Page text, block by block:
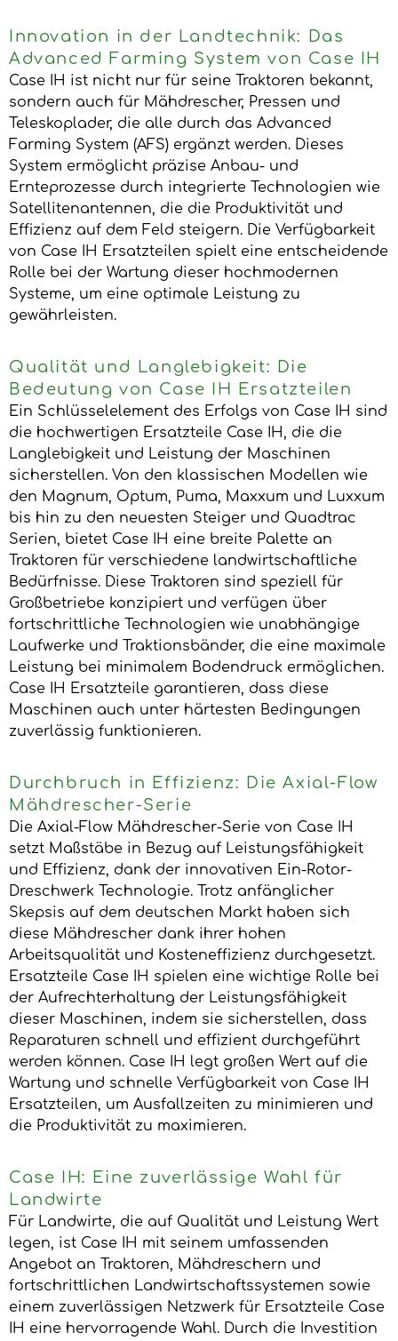
Innovation in der Landtechnik: Das
Advanced Farming System von Case IH
Case IH ist nicht nur für seine Traktoren bekannt,
sondern auch für Mähdrescher, Pressen und
Teleskoplader, die alle durch das Advanced
Farming System (AFS) ergänzt werden. Dieses
System ermöglicht präzise Anbau- und
Ernteprozesse durch integrierte Technologien wie
Satellitenantennen, die die Produktivität und
Effizienz auf dem Feld steigern. Die Verfügbarkeit
von Case IH Ersatzteilen spielt eine entscheidende
Rolle bei der Wartung dieser hochmodernen
Systeme, um eine optimale Leistung zu
gewährleisten.
Qualität und Langlebigkeit: Die
Bedeutung von Case IH Ersatzteilen
Ein Schlüsselelement des Erfolgs von Case IH sind
die hochwertigen Ersatzteile Case IH, die die
Langlebigkeit und Leistung der Maschinen
sicherstellen. Von den klassischen Modellen wie
den Magnum, Optum, Puma, Maxxum und Luxxum
bis hin zu den neuesten Steiger und Quadtrac
Serien, bietet Case IH eine breite Palette an
Traktoren für verschiedene landwirtschaftliche
Bedürfnisse. Diese Traktoren sind speziell für
Großbetriebe konzipiert und verfügen über
fortschrittliche Technologien wie unabhängige
Laufwerke und Traktionsbänder, die eine maximale
Leistung bei minimalem Bodendruck ermöglichen.
Case IH Ersatzteile garantieren, dass diese
Maschinen auch unter härtesten Bedingungen
zuverlässig funktionieren.
Durchbruch in Effizienz: Die Axial-Flow
Mähdrescher-Serie
Die Axial-Flow Mähdrescher-Serie von Case IH
setzt Maßstäbe in Bezug auf Leistungsfähigkeit
und Effizienz, dank der innovativen Ein-Rotor-
Dreschwerk Technologie. Trotz anfänglicher
Skepsis auf dem deutschen Markt haben sich
diese Mähdrescher dank ihrer hohen
Arbeitsqualität und Kosteneffizienz durchgesetzt.
Ersatzteile Case IH spielen eine wichtige Rolle bei
der Aufrechterhaltung der Leistungsfähigkeit
dieser Maschinen, indem sie sicherstellen, dass
Reparaturen schnell und effizient durchgeführt
werden können. Case IH legt großen Wert auf die
Wartung und schnelle Verfügbarkeit von Case IH
Ersatzteilen, um Ausfallzeiten zu minimieren und
die Produktivität zu maximieren.
Case IH: Eine zuverlässige Wahl für
Landwirte
Für Landwirte, die auf Qualität und Leistung Wert
legen, ist Case IH mit seinem umfassenden
Angebot an Traktoren, Mähdreschern und
fortschrittlichen Landwirtschaftssystemen sowie
einem zuverlässigen Netzwerk für Ersatzteile Case
IH eine hervorragende Wahl. Durch die Investition